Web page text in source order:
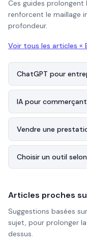
Ces guides prolongent
renforcent le maillage
profondeur.
Voir tous les articles «
ChatGPT pour
IA pour
Vendre une
Choisir un outil
Articles proches
Suggestions basées
sujet, pour prolonger
dessus.